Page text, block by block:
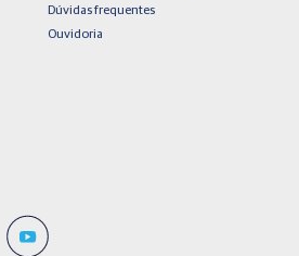
Dúvidas frequentes
Ouvidoria